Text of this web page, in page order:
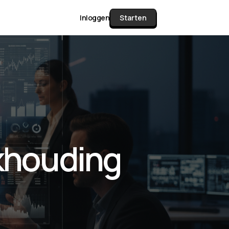
Matrix
alle pakketten en mogelijkheden
documenten verzamelen en facturen
tot controleren, boeken, bank
& klant dashboard.
Inloggen Starten